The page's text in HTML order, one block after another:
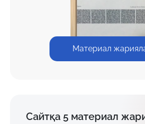
Материал
Сайтқа 5 материал